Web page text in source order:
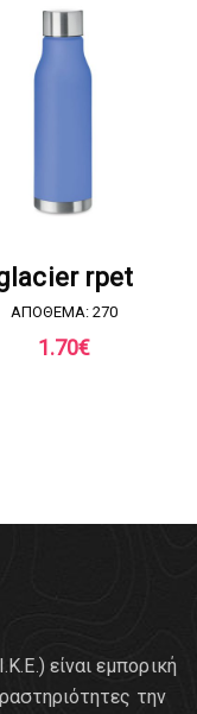
rpet
ΑΠΟΘΕΜΑ: 270
1.70€
είναι εμπορική
την